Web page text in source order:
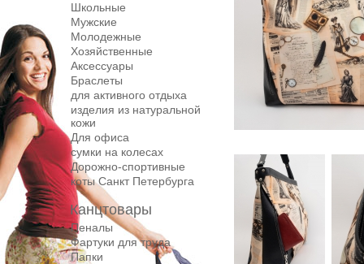
Школьные
Мужские
Молодежные
Хозяйственные
Аксессуары
Браслеты
для активного отдыха
изделия из натуральной
кожи
Для офиса
сумки на колесах
Дорожнo-спортивные
коты Санкт Петербурга
Канцтовары
Пеналы
Фартуки для труда
Папки